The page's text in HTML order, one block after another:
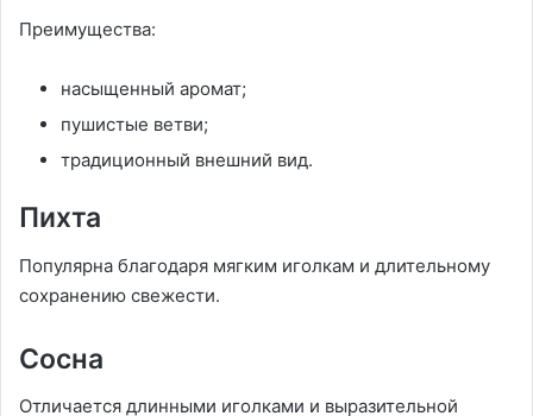
Преимущества:
насыщенный аромат;
пушистые ветви;
традиционный внешний вид.
Пихта
Популярна благодаря мягким иголкам и длительному
сохранению свежести.
Сосна
Отличается длинными иголками и выразительной